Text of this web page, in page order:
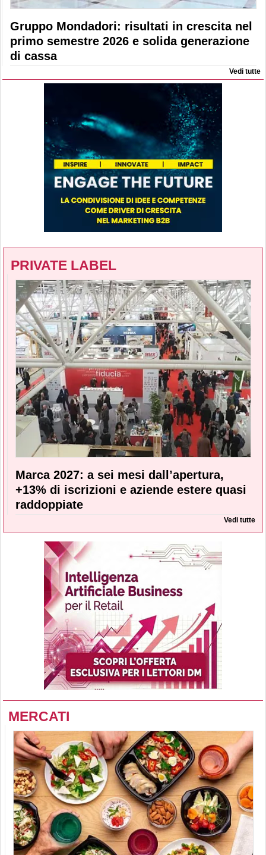
Gruppo Mondadori: risultati in crescita nel
primo semestre 2026 e solida generazione
di cassa
Vedi tutte
PRIVATE LABEL
Marca 2027: a sei mesi dall’apertura,
+13% di iscrizioni e aziende estere quasi
raddoppiate
Vedi tutte
MERCATI